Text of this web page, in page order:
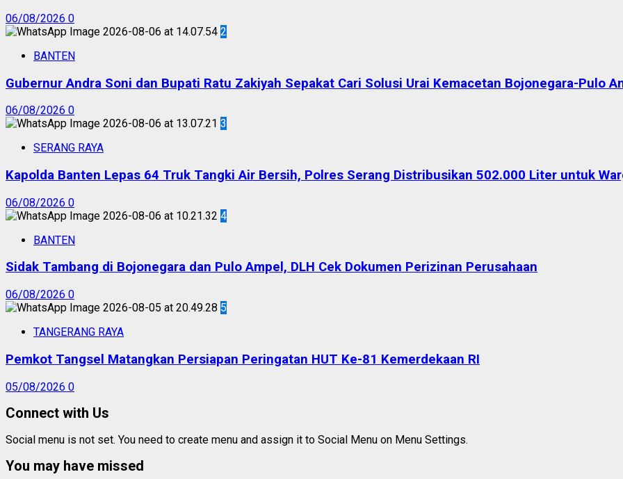
06/08/2026 0
2
BANTEN
Gubernur Andra Soni dan Bupati Ratu Zakiyah Sepakat Cari Solusi Urai Kemacetan Bojonegara-Pulo
06/08/2026 0
3
SERANG RAYA
Kapolda Banten Lepas 64 Truk Tangki Air Bersih, Polres Serang Distribusikan 502.000 Liter untuk
06/08/2026 0
4
BANTEN
Sidak Tambang di Bojonegara dan Pulo Ampel, DLH Cek Dokumen Perizinan Perusahaan
06/08/2026 0
5
TANGERANG RAYA
Pemkot Tangsel Matangkan Persiapan Peringatan HUT Ke-81 Kemerdekaan RI
05/08/2026 0
Connect with Us
Social menu is not set. You need to create menu and assign it to Social Menu on Menu Settings.
You may have missed